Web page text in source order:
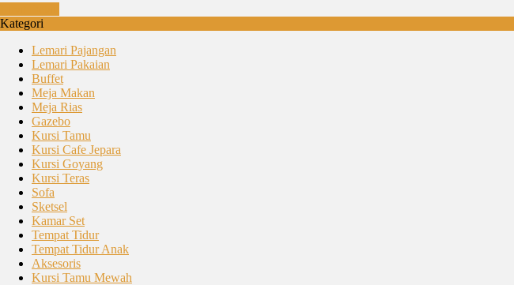
Kategori
Lemari Pajangan
Lemari Pakaian
Buffet
Meja Makan
Meja Rias
Gazebo
Kursi Tamu
Kursi Cafe Jepara
Kursi Goyang
Kursi Teras
Sofa
Sketsel
Kamar Set
Tempat Tidur
Tempat Tidur Anak
Aksesoris
Kursi Tamu Mewah